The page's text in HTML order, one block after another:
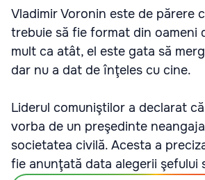
Vladimir Voronin este de părere
trebuie să fie format din oameni
mult ca atât, el este gata să
dar nu a dat de înţeles cu cine.
Liderul comuniştilor a declarat
vorba de un preşedinte
societatea civilă. Acesta a
fie anunţată data alegerii şefului